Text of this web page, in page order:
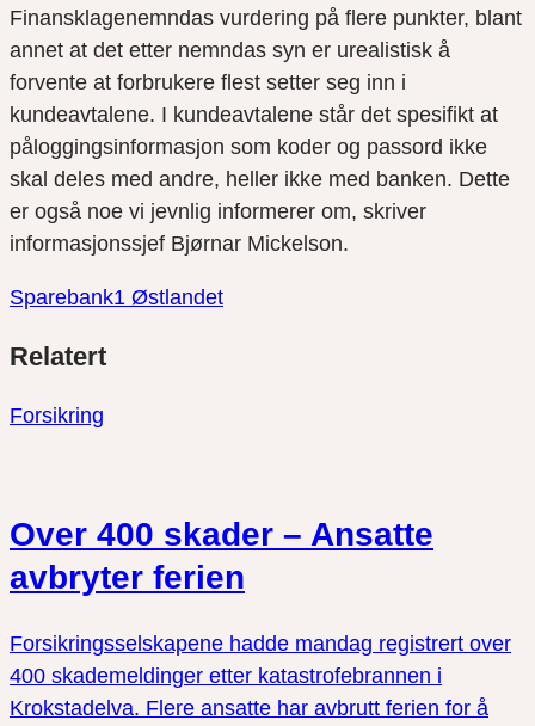
Finansklagenemndas vurdering på flere punkter, blant
annet at det etter nemndas syn er urealistisk å
forvente at forbrukere flest setter seg inn i
kundeavtalene. I kundeavtalene står det spesifikt at
påloggingsinformasjon som koder og passord ikke
skal deles med andre, heller ikke med banken. Dette
er også noe vi jevnlig informerer om, skriver
informasjonssjef Bjørnar Mickelson.
Sparebank1 Østlandet
link
på
på
Relatert
Forsikring
Over 400 skader – Ansatte
avbryter ferien
Forsikringsselskapene hadde mandag registrert over
400 skademeldinger etter katastrofebrannen i
Krokstadelva. Flere ansatte har avbrutt ferien for å